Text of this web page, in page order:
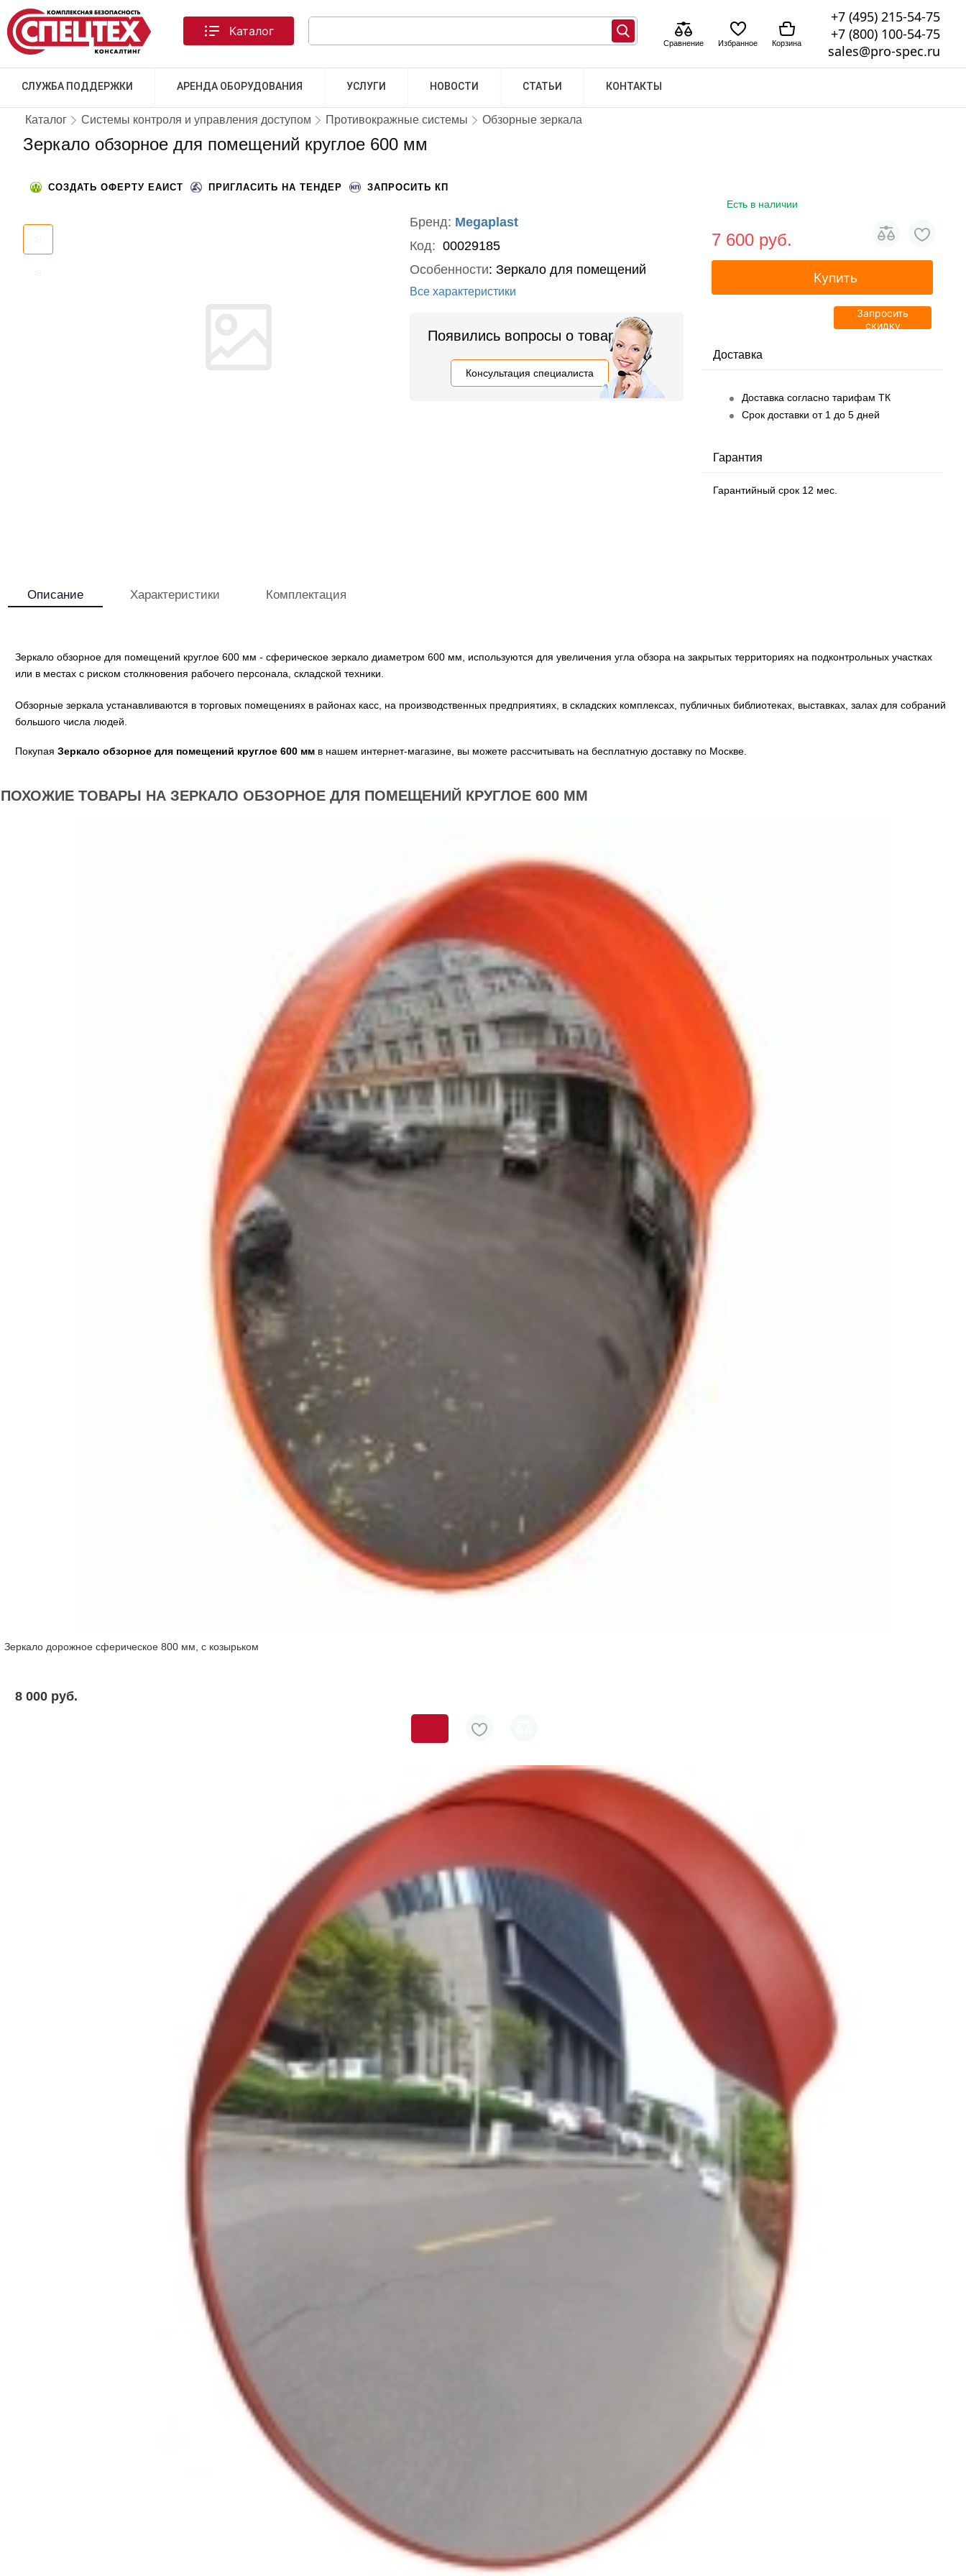
СЛУЖБА ПОДДЕРЖКИ АРЕНДА ОБОРУДОВАНИЯ УСЛУГИ НОВОСТИ СТАТЬИ КОНТАКТЫ
Каталог
Сравнение Избранное Корзина
+7 (495) 215-54-75
+7 (800) 100-54-75
sales@pro-spec.ru
Каталог Системы контроля и управления доступом Противокражные системы Обзорные зеркала
Зеркало обзорное для помещений круглое 600 мм
СОЗДАТЬ ОФЕРТУ ЕАИСТ ПРИГЛАСИТЬ НА ТЕНДЕР ЗАПРОСИТЬ КП
Есть в наличии
Бренд: Megaplast
Код: 00029185
Особенности: Зеркало для помещений
Все характеристики
Появились вопросы о товаре?
Консультация специалиста
7 600 pуб.
Купить
Запросить
скидку
Доставка
Доставка согласно тарифам ТК
Срок доставки от 1 до 5 дней
Гарантия
Гарантийный срок 12 мес.
Описание
Зеркало обзорное для помещений круглое 600 мм - сферическое зеркало диаметром 600 мм, используются для увеличения угла обзора на закрытых территориях на подконтрольных участках
или в местах с риском столкновения рабочего персонала, складской техники.
Обзорные зеркала устанавливаются в торговых помещениях в районах касс, на производственных предприятиях, в складских комплексах, публичных библиотеках, выставках, залах для собраний
большого числа людей.
Покупая Зеркало обзорное для помещений круглое 600 мм в нашем интернет-магазине, вы можете рассчитывать на бесплатную доставку по Москве.
Характеристики Комплектация
ПОХОЖИЕ ТОВАРЫ НА ЗЕРКАЛО ОБЗОРНОЕ ДЛЯ ПОМЕЩЕНИЙ КРУГЛОЕ 600 ММ
Зеркало дорожное сферическое 800 мм, с козырьком
8 000 pуб.